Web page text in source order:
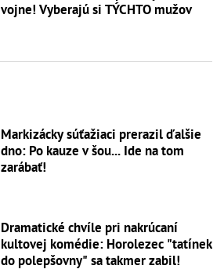
vojne! Vyberajú si TÝCHTO mužov
Markizácky súťažiaci prerazil ďalšie
dno: Po kauze v šou... Ide na tom
zarábať!
Dramatické chvíle pri nakrúcaní
kultovej komédie: Horolezec "tatínek
do polepšovny" sa takmer zabil!